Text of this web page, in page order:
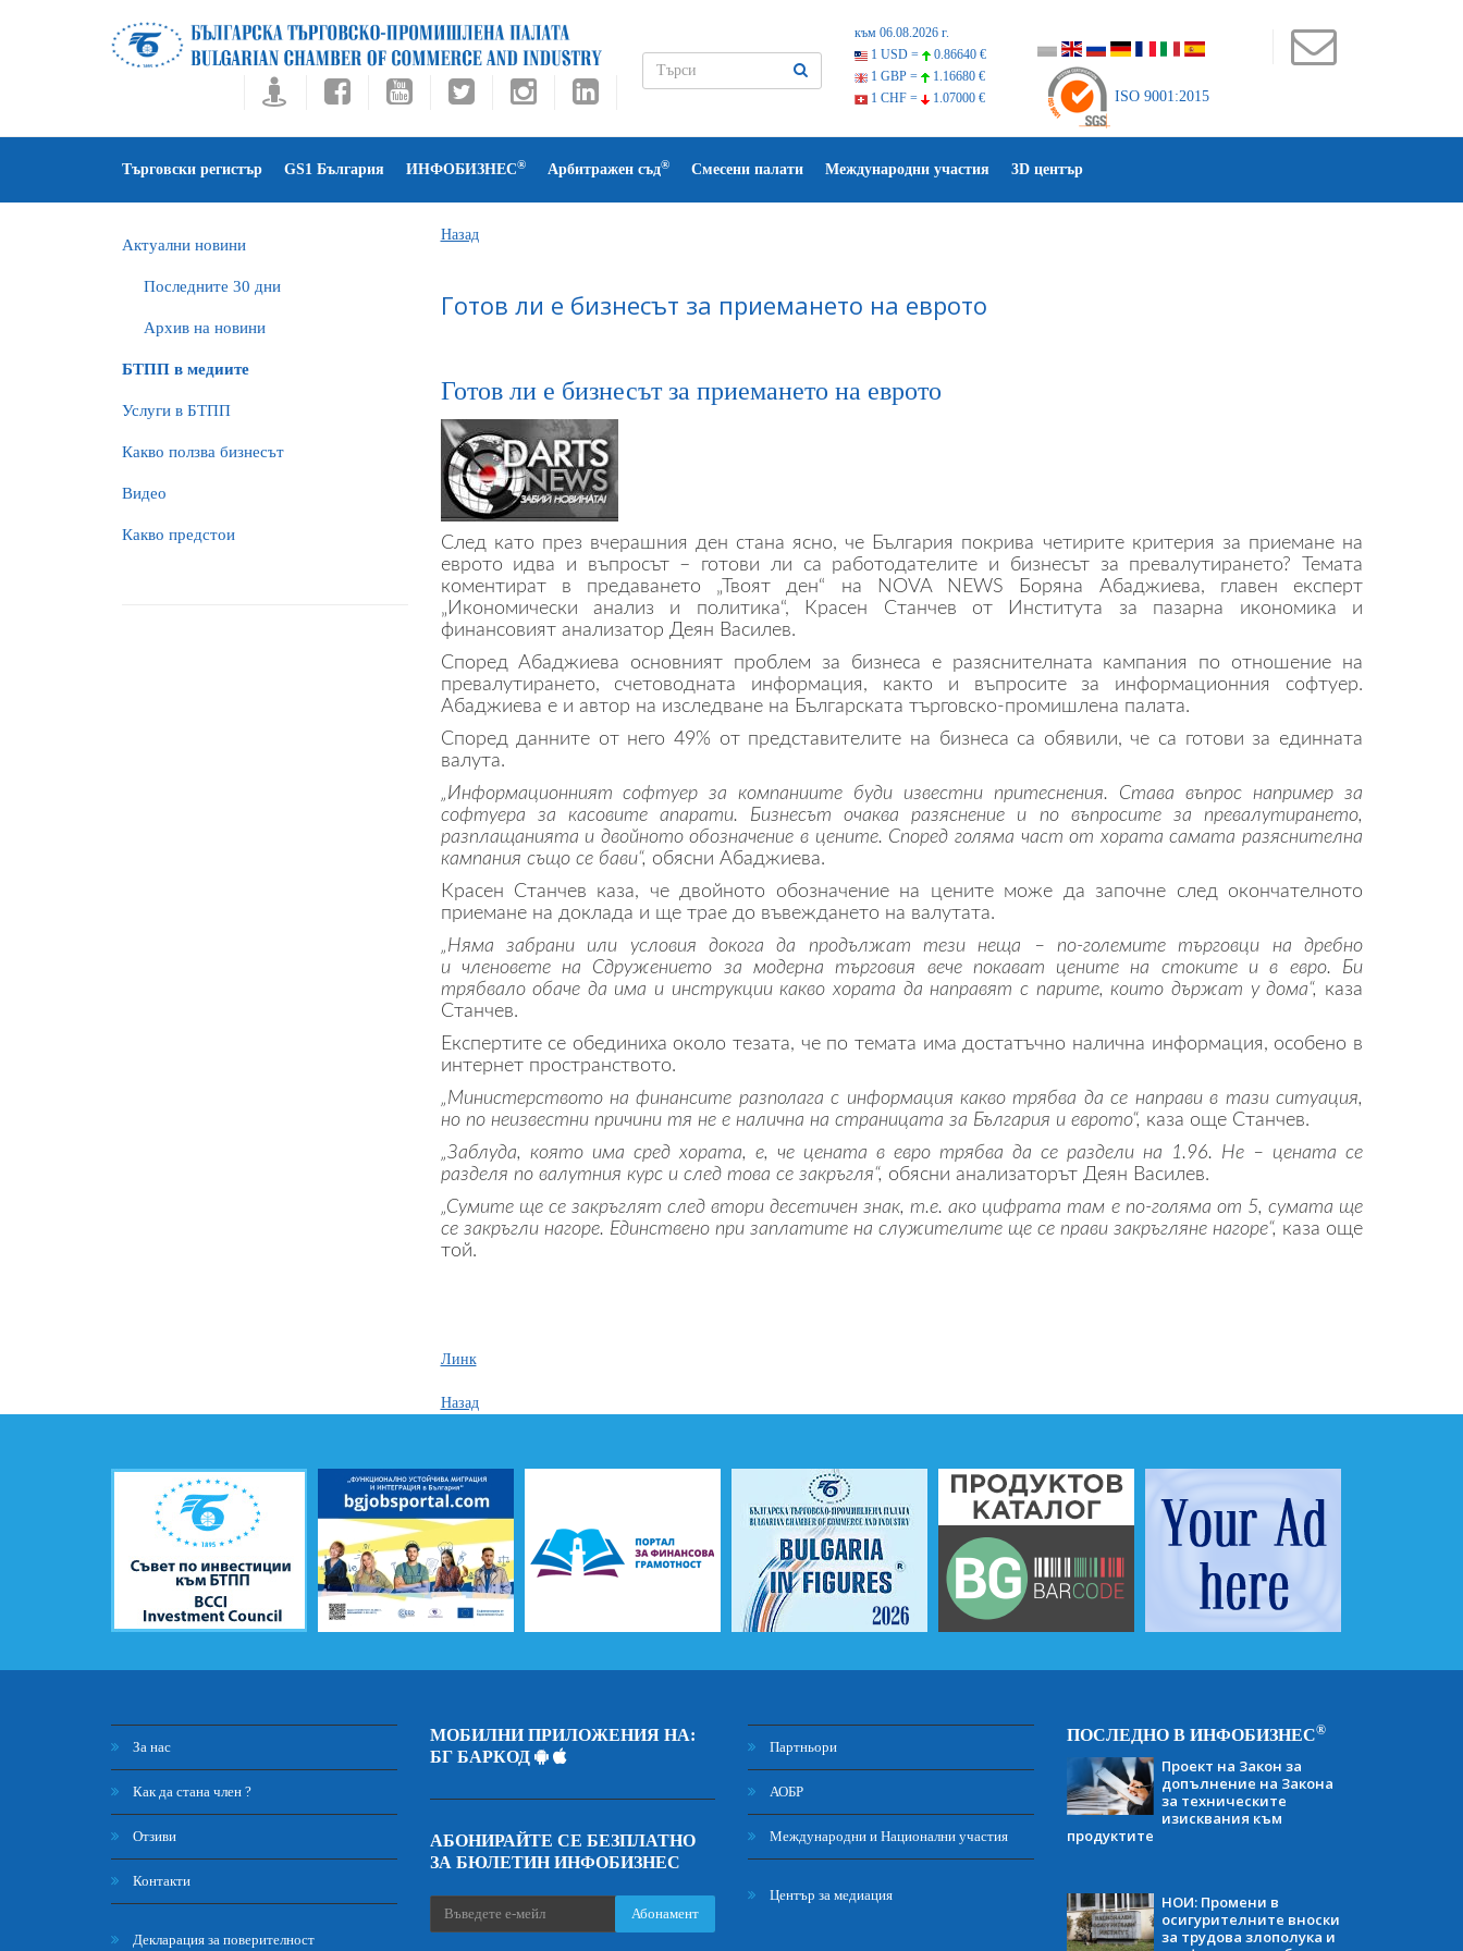
към 06.08.2026 г.
1 USD =
0.86640 €
1 GBP =
1.16680 €
1 CHF =
1.07000 € ISO 9001:2015
Търговски регистър GS1 България ИНФОБИЗНЕС® Арбитражен съд® Смесени палати Международни участия 3D център
Актуални новини
Последните 30 дни
Архив на новини
БTПП в медиите
Услуги в БТПП
Какво ползва бизнесът
Видео
Какво предстои
Назад
Готов ли е бизнесът за приемането на еврото
Готов ли е бизнесът за приемането на еврото
След като през вчерашния ден стана ясно, че България покрива четирите критерия за приемане на
еврото идва и въпросът – готови ли са работодателите и бизнесът за превалутирането? Темата
коментират в предаването „Твоят ден“ на NOVA NEWS Боряна Абаджиева, главен експерт
„Икономически анализ и политика“, Красен Станчев от Института за пазарна икономика и
финансовият анализатор Деян Василев.
Според Абаджиева основният проблем за бизнеса е разяснителната кампания по отношение на
превалутирането, счетоводната информация, както и въпросите за информационния софтуер.
Абаджиева е и автор на изследване на Българската търговско-промишлена палата.
Според данните от него 49% от представителите на бизнеса са обявили, че са готови за единната
валута.
„Информационният софтуер за компаниите буди известни притеснения. Става въпрос например за
софтуера за касовите апарати. Бизнесът очаква разяснение и по въпросите за превалутирането,
разплащанията и двойното обозначение в цените. Според голяма част от хората самата разяснителна
кампания също се бави“, обясни Абаджиева.
Красен Станчев каза, че двойното обозначение на цените може да започне след окончателното
приемане на доклада и ще трае до въвеждането на валутата.
„Няма забрани или условия докога да продължат тези неща – по-големите търговци на дребно
и членовете на Сдружението за модерна търговия вече покават цените на стоките и в евро. Би
трябвало обаче да има и инструкции какво хората да направят с парите, които държат у дома“, каза
Станчев.
Експертите се обединиха около тезата, че по темата има достатъчно налична информация, особено в
интернет пространството.
„Министерството на финансите разполага с информация какво трябва да се направи в тази ситуация,
но по неизвестни причини тя не е налична на страницата за България и еврото“, каза още Станчев.
„Заблуда, която има сред хората, е, че цената в евро трябва да се раздели на 1.96. Не – цената се
разделя по валутния курс и след това се закръгля“, обясни анализаторът Деян Василев.
„Сумите ще се закръглят след втори десетичен знак, т.е. ако цифрата там е по-голяма от 5, сумата ще
се закръгли нагоре. Единствено при заплатите на служителите ще се прави закръгляне нагоре“, каза още
той.
Линк
Назад
За нас
Как да стана член ?
Отзиви
Контакти
Декларация за поверителност
МОБИЛНИ ПРИЛОЖЕНИЯ НА:
БГ БАРКОД
АБОНИРАЙТЕ СЕ БЕЗПЛАТНО
ЗА БЮЛЕТИН ИНФОБИЗНЕС
Абонамент
Партньори
АОБР
Международни и Национални участия
Център за медиация
ПОСЛЕДНО В ИНФОБИЗНЕС®
Проект на Закон за
допълнение на Закона
за техническите
изисквания към
продуктите
НОИ: Промени в
осигурителните вноски
за трудова злополука и